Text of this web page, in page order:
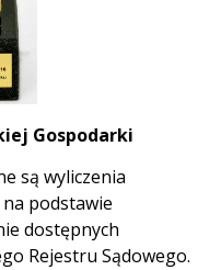
Gospodarki
są wyliczenia
podstawie
dostępnych
Rejestru Sądowego.